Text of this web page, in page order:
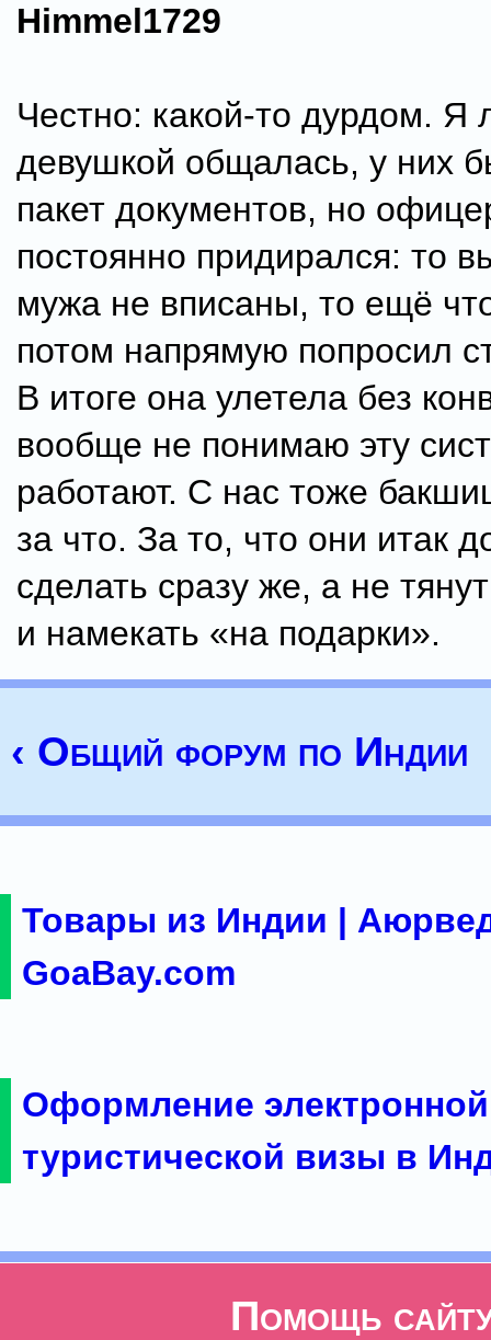
Himmel1729
Честно: какой-то дурдом. Я
девушкой общалась, у них
пакет документов, но
постоянно придирался: то
мужа не вписаны, то ещё
потом напрямую попросил
В итоге она улетела без
вообще не понимаю эту
работают. С нас тоже
за что. За то, что они итак
сделать сразу же, а не
и намекать «на подарки».
‹ Общий форум по Индии
Товары из Индии |
GoaBay.com
Оформление электронной
туристической визы в
Помощь